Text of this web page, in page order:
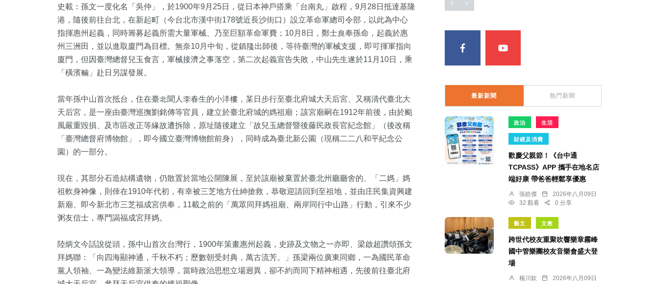
史載：孫文一度化名「吳仲」，於1900年9月25日，從日本神戶搭乘「台南丸」啟程，9月28日抵達基隆
港，隨後前往台北，在新起町（今台北市漢中街178號近長沙街口）設立革命軍總司令部，以此為中心
指揮惠州起義，同時籌募起義所需大量軍械、乃至巨額革命軍費；10月8日，鄭士良奉孫命，起義於惠
州三洲田，並以進取廈門為目標。無奈10月中旬，從鎮隆出師後，等待臺灣的軍械支援，即可揮軍指向
廈門，但因臺灣總督兒玉食言，軍械接濟之事落空，第二次起義宣告失敗，中山先生遂於11月10日，乘
「橫濱輪」赴日另謀發展。
當年孫中山首次抵台，住在臺北聞人李春生的小洋樓，某日步行至臺北府城大天后宮、又稱清代臺北大
天后宮，是一座由臺灣巡撫劉銘傳等官員，建立於臺北府城的媽祖廟；該宮廟嗣在1912年前後，由於颱
風嚴重毀損、及市區改正等緣故遭拆除，原址隨後建立「故兒玉總督暨後藤民政長官紀念館」（後改稱
「臺灣總督府博物館」，即今國立臺灣博物館前身），同時成為臺北新公園（現稱二二八和平紀念公
園）的一部分。
現在，其部分石造結構遺物，仍散置於當地公開陳展，至於該廟被棄置於臺北州廳廳舍的、「二媽」媽
祖軟身神像，則倖在1910年代初，有幸被三芝地方仕紳搶救，恭敬迎請回到至祖地，並由庄民集資興建
新廟、即今新北市三芝福成宮供奉，11載之前的「萬眾同拜媽祖廟、兩岸同行中山路」行動，引來不少
粥友信士，專門謁福成宮拜媽。
陸炳文今話說從頭，孫中山首次台灣行，1900年策畫惠州起義，史跡及文物之一亦即、梁啟超讚頌孫文
拜媽聯：「向四海顯神通，千秋不朽；歷數朝受封典，萬古流芳。」孫梁兩位廣東同鄉，一為國民革命
黨人領袖、一為變法維新派大領導，當時政治思想立場迥異，卻不約而同下精神相遇，先後前往臺北府
最新新聞 熱門新聞
政治 生活
財經及消費
歡慶父親節！《台中通
TCPASS》APP 攜手在地名店
端好康 帶爸爸輕鬆享優惠
張皓傑
2026年八月09日
32 觀看
0 分享
藝文 文教
跨世代校友重聚吹響樂章霧峰
國中管樂團校友音樂會盛大登
場
楊川欽
2026年八月09日